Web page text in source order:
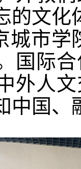
的文化
城市学
国际
外人
中国、